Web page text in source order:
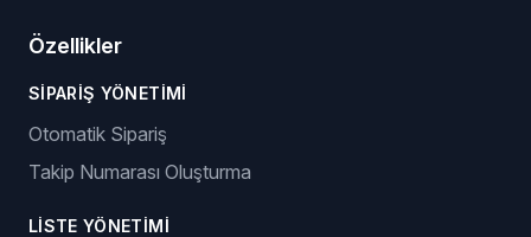
Özellikler
SIPARIŞ YÖNETIMI
Otomatik Sipariş
Takip Numarası Oluşturma
LISTE YÖNETIMI